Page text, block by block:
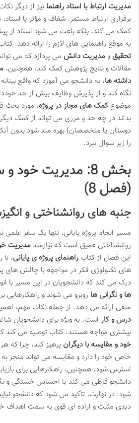
مدیریت ارتباط با استاد راهنما نیز از دیگر
برقراری ارتباط مستمر، شفاف و مؤثر با استاد،
کمک می کند، بلکه باعث می شود استاد از
به موقع راهنمایی های لازم را ارائه دهد.
تحقیق و مدیریت دانش می پردازد که می
مقالات و نتایج پژوهش کمک کند. همچنین،
داشته ها، به دانشجو می آموزد که واقع
نگاه کند و از پذیرش وظایف بیش از حد
موضوع کمک های مجاز در پروژه، مورد بحث
بداند در چه حد و مرزی می تواند از کمک
دوستان یا متخصصان) بهره مند شود بدون
را زیر سوال ببرد.
بخش 8: مدیریت
(فصل 8)
جنبه های روانشناختی و
مسیر انجام پروژه پایانی، تنها یک سفر
روانشناختی عمیق است که نیازمند مدیریت
این فصل از کتاب راهنمای پروژه ی پایانی،
های تکنولوژی فکر در مواجهه با چالش های
درک می کند که دانشجویان در این مسیر با
ها و نگرانی ها روبرو می شوند و راهکارهایی
منفی ارائه می دهد. از جمله نکات مهم،
درس و کار است، به ویژه برای دانشجویان
بیشتری مواجه هستند. کتاب توصیه می کند
خود و مقایسه با دیگران پرهیز کند، چرا که
خاص خود را دارد و مقایسه می تواند منجر
استرس شود. همچنین، راهکارهایی برای
دانشجو قاطی می کند یا احساس خستگی و
شود. در نهایت، تأکید می شود که دانشجو
دیدی مثبت و اراده ای قوی به سمت اهداف